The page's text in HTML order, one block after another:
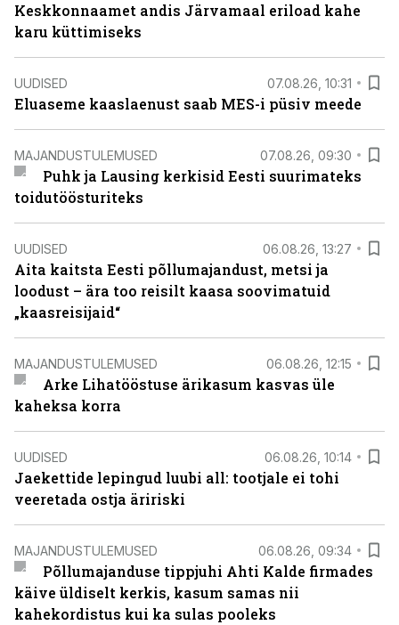
Keskkonnaamet andis Järvamaal eriload kahe
karu küttimiseks
UUDISED 07.08.26, 10:31
Eluaseme kaaslaenust saab MES-i püsiv meede
MAJANDUSTULEMUSED 07.08.26, 09:30
Puhk ja Lausing kerkisid Eesti suurimateks
toidutöösturiteks
UUDISED 06.08.26, 13:27
Aita kaitsta Eesti põllumajandust, metsi ja
loodust – ära too reisilt kaasa soovimatuid
„kaasreisijaid“
MAJANDUSTULEMUSED 06.08.26, 12:15
Arke Lihatööstuse ärikasum kasvas üle
kaheksa korra
UUDISED 06.08.26, 10:14
Jaekettide lepingud luubi all: tootjale ei tohi
veeretada ostja äririski
MAJANDUSTULEMUSED 06.08.26, 09:34
Põllumajanduse tippjuhi Ahti Kalde firmades
käive üldiselt kerkis, kasum samas nii
kahekordistus kui ka sulas pooleks